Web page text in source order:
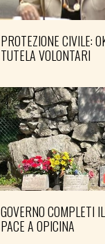
PROTEZIONE CIVILE:
TUTELA VOLONTARI
GOVERNO COMPLETI
PACE A OPICINA